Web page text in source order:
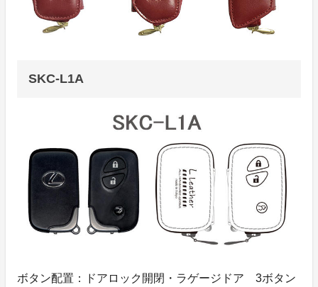
SKC-L1A
ボタン配置：ドアロック開閉・ラゲージドア 3ボタン